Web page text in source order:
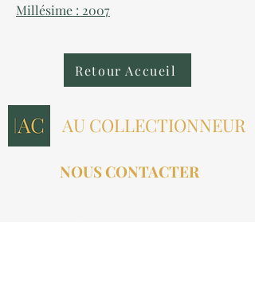
Millésime : 2007
Retour Accueil
AU COLLECTIONNEUR
NOUS CONTACTER